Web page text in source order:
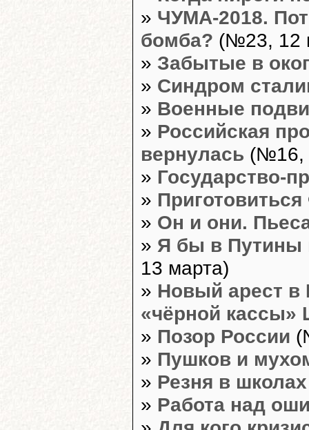
» ЧУМА-2018.
бомба? (№23, 12
» Забытые в
» Синдром
» Военные
» Российская
вернулась (№16,
» Государство-
»
» Он и они.
» Я бы в Путины
13 марта)
» Новый арест в
«чёрной кассы»
» Позор России
» Пушков и
» Резня в
» Работа над